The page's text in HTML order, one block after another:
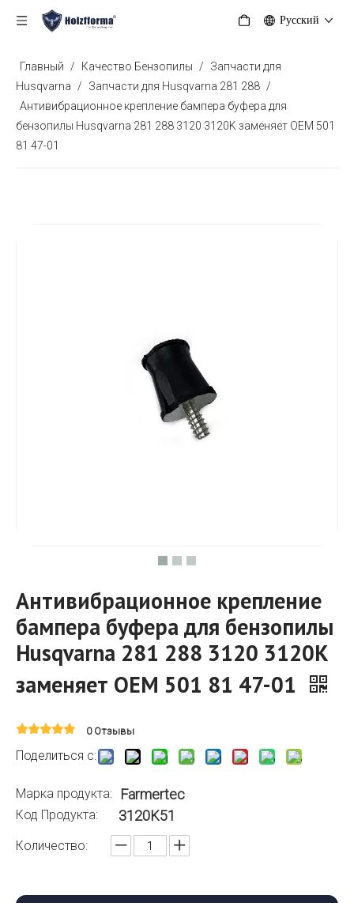
Pусский
Главный / Качество Бензопилы /
Запчасти для
Husqvarna
/ Запчасти для Husqvarna 281 288 /
Антивибрационное крепление бампера буфера для
бензопилы Husqvarna 281 288 3120 3120K заменяет OEM 501
81 47-01
Антивибрационное крепление
бампера буфера для бензопилы
Husqvarna 281 288 3120 3120K
заменяет OEM 501 81 47-01
0 Отзывы
Поделиться с:
Марка продукта: Farmertec
Код Продукта: 3120K51
Количество: